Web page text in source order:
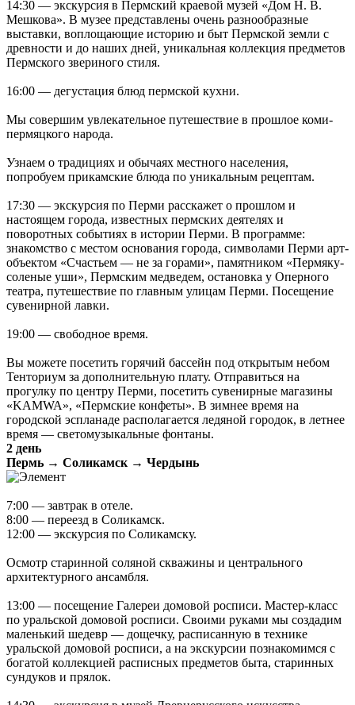
14:30 — экскурсия в Пермский краевой музей «Дом Н. В.
Мешкова». В музее представлены очень разнообразные
выставки, воплощающие историю и быт Пермской земли с
древности и до наших дней, уникальная коллекция предметов
Пермского звериного стиля.
16:00 — дегустация блюд пермской кухни.
Мы совершим увлекательное путешествие в прошлое коми-
пермяцкого народа.
Узнаем о традициях и обычаях местного населения,
попробуем прикамские блюда по уникальным рецептам.
17:30 — экскурсия по Перми расскажет о прошлом и
настоящем города, известных пермских деятелях и
поворотных событиях в истории Перми. В программе:
знакомство с местом основания города, символами Перми арт-
объектом «Счастьем — не за горами», памятником «Пермяку-
соленые уши», Пермским медведем, остановка у Оперного
театра, путешествие по главным улицам Перми. Посещение
сувенирной лавки.
19:00 — свободное время.
Вы можете посетить горячий бассейн под открытым небом
Тенториум за дополнительную плату. Отправиться на
прогулку по центру Перми, посетить сувенирные магазины
«KAMWA», «Пермские конфеты». В зимнее время на
городской эспланаде располагается ледяной городок, в летнее
время — светомузыкальные фонтаны.
2 день
Пермь → Соликамск → Чердынь
7:00 — завтрак в отеле.
8:00 — переезд в Соликамск.
12:00 — экскурсия по Соликамску.
Осмотр старинной соляной скважины и центрального
архитектурного ансамбля.
13:00 — посещение Галереи домовой росписи. Мастер-класс
по уральской домовой росписи. Своими руками мы создадим
маленький шедевр — дощечку, расписанную в технике
уральской домовой росписи, а на экскурсии познакомимся с
богатой коллекцией расписных предметов быта, старинных
сундуков и прялок.